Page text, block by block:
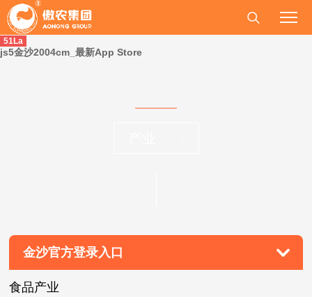
51La
js5金沙2004cm_最新App Store
金沙官方登录入口
食品产业